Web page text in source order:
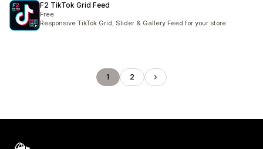
F2 TikTok Grid Feed
Free
Responsive TikTok Grid, Slider & Gallery Feed for your store
1 2